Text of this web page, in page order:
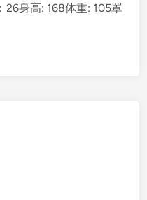
26身高: 168体重: 105罩